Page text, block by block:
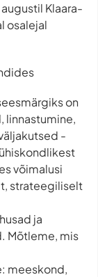
Klaara-
osalejal
on
linnastumine,
-
võimalusi
strateegiliselt
ja
Mõtleme, mis
meeskond,